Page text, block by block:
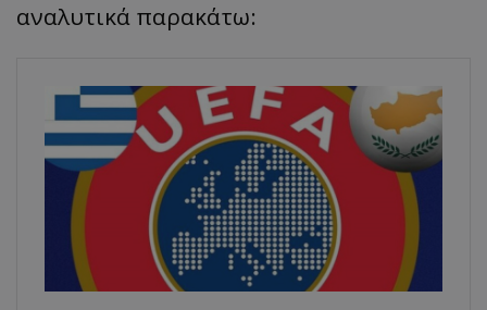
αναλυτικά παρακάτω: